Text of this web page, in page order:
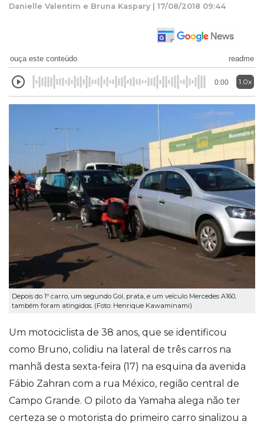
Danielle Valentim e Bruna Kaspary | 17/08/2018 09:44
ouça este conteúdo readme
0:00 1.0x
Depois do 1º carro, um segundo Gol, prata, e um veículo Mercedes A160,
também foram atingidos. (Foto: Henrique Kawaminami)
Um motociclista de 38 anos, que se identificou
como Bruno, colidiu na lateral de três carros na
manhã desta sexta-feira (17) na esquina da avenida
Fábio Zahran com a rua México, região central de
Campo Grande. O piloto da Yamaha alega não ter
certeza se o motorista do primeiro carro sinalizou a